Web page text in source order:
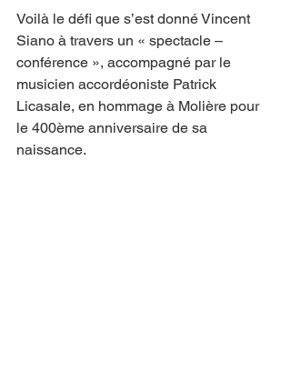
Voilà le défi que s’est donné Vincent
Siano à travers un « spectacle –
conférence », accompagné par le
musicien accordéoniste Patrick
Licasale, en hommage à Molière pour
le 400ème anniversaire de sa
naissance.